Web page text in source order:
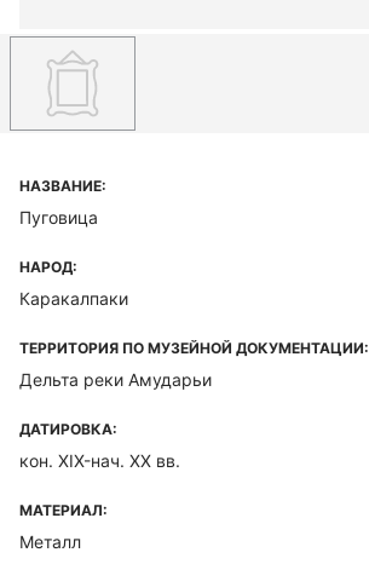
НАЗВАНИЕ:
Пуговица
НАРОД:
Каракалпаки
ТЕРРИТОРИЯ ПО МУЗЕЙНОЙ ДОКУМЕНТАЦИИ:
Дельта реки Амударьи
ДАТИРОВКА:
кон. XIX-нач. XX вв.
МАТЕРИАЛ:
Металл